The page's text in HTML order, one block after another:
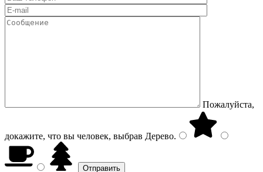
Пожалуйста,
докажите, что вы человек, выбрав Дерево.